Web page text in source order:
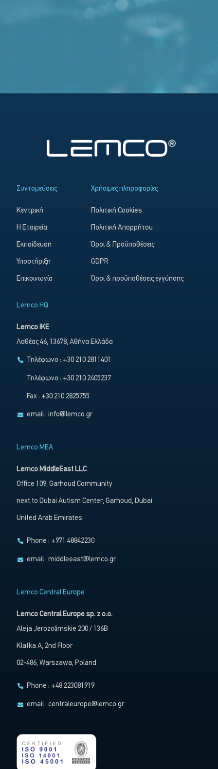
Συντομεύσεις
Κεντρική
Η Εταιρεία
Εκπαίδευση
Υποστήριξη
Επικοινωνία
Χρήσιμες πληροφορίες
Πολιτική Cookies
Πολιτική Απορρήτου
Όροι & Προϋποθέσεις
GDPR
Όροι & προϋποθέσεις εγγύησης
Lemco HQ
Lemco IKE
Λαθέας 46, 13678, Αθήνα Ελλάδα
Τηλέφωνο : +30 210 2811401
Τηλέφωνο : +30 210 2405237
Fax : +30 210 2825755
email :info@lemco.gr
Lemco MEA
Lemco MiddleEast LLC
Office 109, Garhoud Community
next to Dubai Autism Center, Garhoud, Dubai
United Arab Emirates
Phone : +971 48842230
email :middleeast@lemco.gr
Lemco Central Europe
Lemco Central Europe sp. z o.o.
Aleja Jerozolimskie 200 / 136B
Klatka A, 2nd Floor
02-486, Warszawa, Poland
Phone : +48 223081919
email :centraleurope@lemco.gr